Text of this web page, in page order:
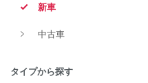
新車
中古車
タイプから探す